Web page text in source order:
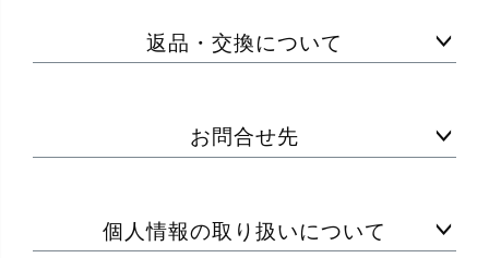
返品・交換について
お問合せ先
個人情報の取り扱いについて